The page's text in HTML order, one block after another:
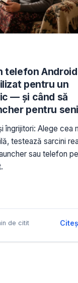
telefon Android
pentru un
— și când să
pentru
îngrijitori: Alege cea
testează sarcini
sau telefon
de citit